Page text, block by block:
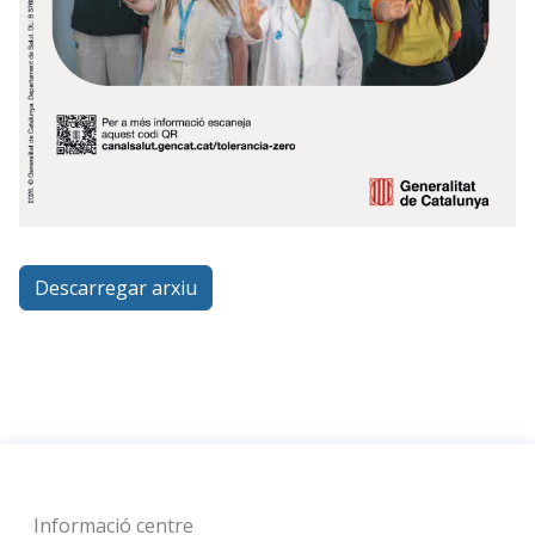
Descarregar arxiu
Informació centre